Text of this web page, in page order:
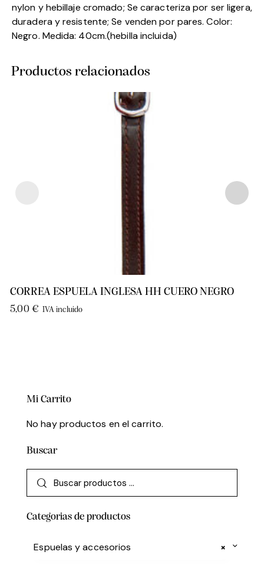
nylon y hebillaje cromado; Se caracteriza por ser ligera,
duradera y resistente; Se venden por pares. Color:
Negro. Medida: 40cm.(hebilla incluida)
Productos relacionados
CORREA ESPUELA INGLESA HH CUERO NEGRO
5,00 € IVA incluido
Mi Carrito
No hay productos en el carrito.
Buscar
Categorias de productos
×
Espuelas y accesorios